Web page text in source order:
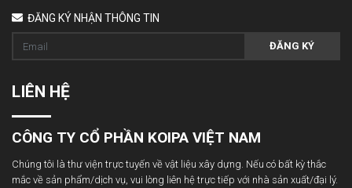
ĐĂNG KÝ NHẬN THÔNG TIN
ĐĂNG KÝ
LIÊN HỆ
CÔNG TY CỔ PHẦN KOIPA VIỆT NAM
Chúng tôi là thư viện trực tuyến về vật liệu xây dựng. Nếu có bất kỳ thắc
mắc về sản phẩm/dịch vụ, vui lòng liên hệ trực tiếp với nhà sản xuất/đại lý.